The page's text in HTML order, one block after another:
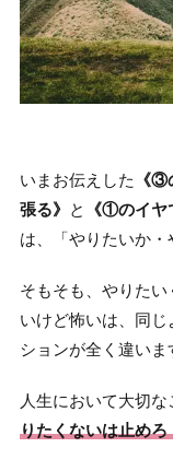
いまお伝えした 《③
張る》 と 《①のイヤ
は、「やりたいか・
そもそも、やりた
いけど怖いは、同
ションが全く違いま
人生において大切
りたくないは止め